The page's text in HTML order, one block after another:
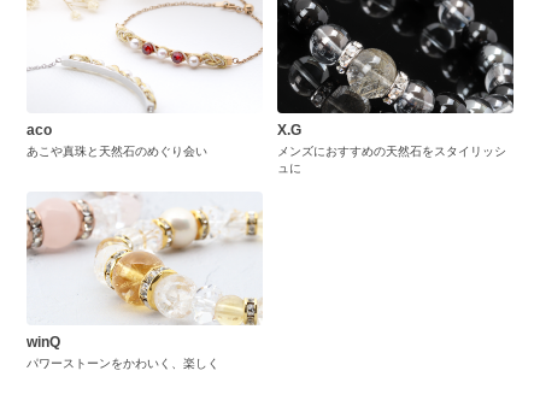
aco
あこや真珠と天然石のめぐり会い
X.G
メンズにおすすめの天然石をスタイリッシ
ュに
winQ
パワーストーンをかわいく、楽しく